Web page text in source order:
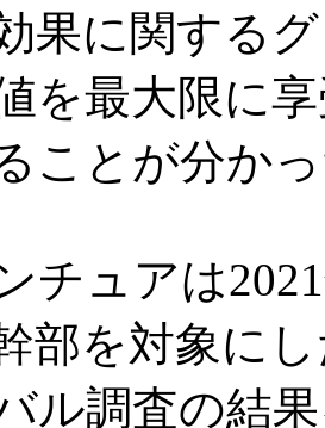
果に関する
を最大限に
ことが分か
チュアは
部を対象に
ル調査の結